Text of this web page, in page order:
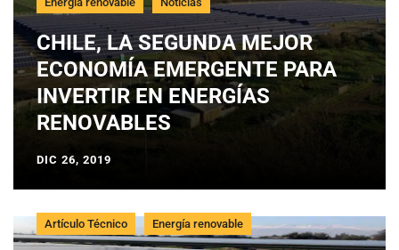
CHILE, LA SEGUNDA MEJOR
ECONOMÍA EMERGENTE PARA
INVERTIR EN ENERGÍAS
RENOVABLES
DIC 26, 2019
Artículo Técnico Energía renovable